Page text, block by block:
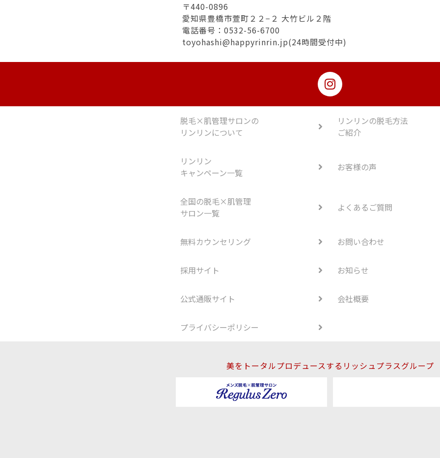
〒440-0896
愛知県豊橋市萱町２２−２ 大竹ビル２階
電話番号：0532-56-6700
toyohashi@happyrinrin.jp(24時間受付中)
脱毛×肌管理サロンの
リンリンについて
リンリンの脱毛方法
ご紹介
リンリン
キャンペーン一覧
お客様の声
全国の脱毛×肌管理
サロン一覧
よくあるご質問
無料カウンセリング お問い合わせ
採用サイト お知らせ
公式通販サイト 会社概要
プライバシーポリシー
美をトータルプロデュースするリッシュプラスグループ